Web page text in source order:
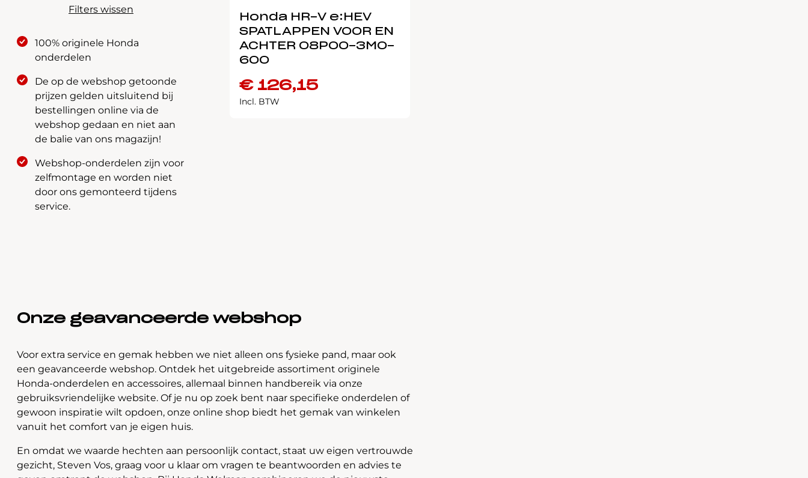
Filters wissen
100% originele Honda
onderdelen
De op de webshop getoonde
prijzen gelden uitsluitend bij
bestellingen online via de
webshop gedaan en niet aan
de balie van ons magazijn!
Webshop-onderdelen zijn voor
zelfmontage en worden niet
door ons gemonteerd tijdens
service.
Honda HR-V e:HEV
SPATLAPPEN VOOR EN
ACHTER 08P00-3M0-
600
€126,15
Incl. BTW
Onze geavanceerde webshop
Voor extra service en gemak hebben we niet alleen ons fysieke pand, maar ook
een geavanceerde webshop. Ontdek het uitgebreide assortiment originele
Honda-onderdelen en accessoires, allemaal binnen handbereik via onze
gebruiksvriendelijke website. Of je nu op zoek bent naar specifieke onderdelen of
gewoon inspiratie wilt opdoen, onze online shop biedt het gemak van winkelen
vanuit het comfort van je eigen huis.
En omdat we waarde hechten aan persoonlijk contact, staat uw eigen vertrouwde
gezicht, Steven Vos, graag voor u klaar om vragen te beantwoorden en advies te